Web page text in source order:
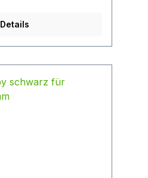
Details